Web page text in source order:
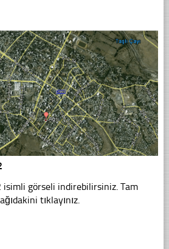
görseli indirebilirsiniz. Tam
tıklayınız.